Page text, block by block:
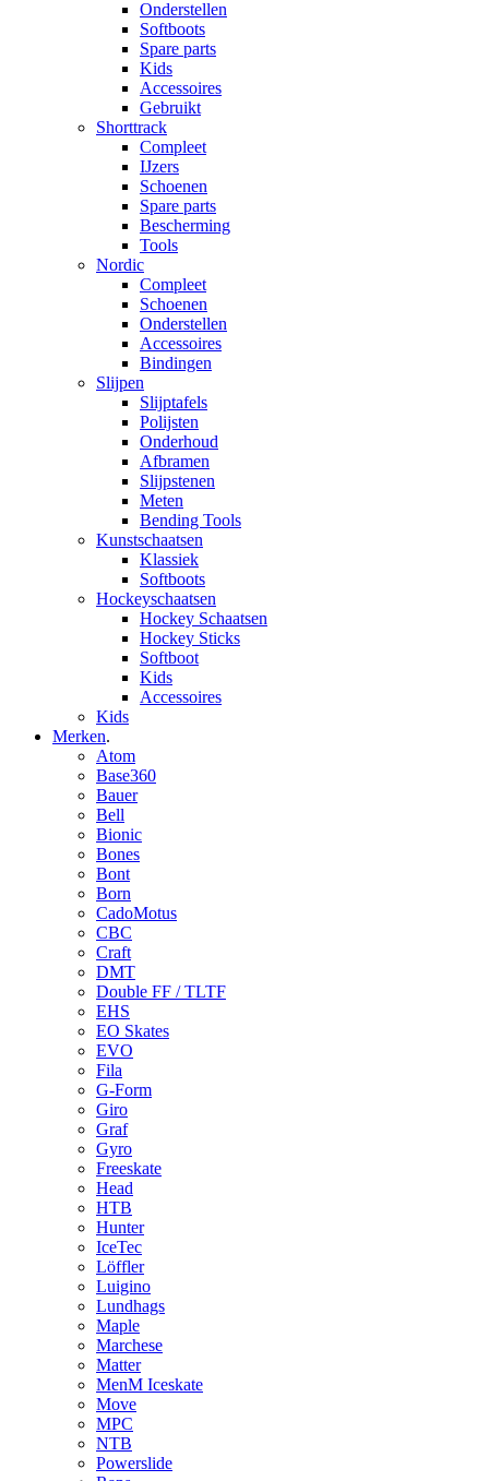
Onderstellen
Softboots
Spare parts
Kids
Accessoires
Gebruikt
Shorttrack
Compleet
IJzers
Schoenen
Spare parts
Bescherming
Tools
Nordic
Compleet
Schoenen
Onderstellen
Accessoires
Bindingen
Slijpen
Slijptafels
Polijsten
Onderhoud
Afbramen
Slijpstenen
Meten
Bending Tools
Kunstschaatsen
Klassiek
Softboots
Hockeyschaatsen
Hockey Schaatsen
Hockey Sticks
Softboot
Kids
Accessoires
Kids
Merken.
Atom
Base360
Bauer
Bell
Bionic
Bones
Bont
Born
CadoMotus
CBC
Craft
DMT
Double FF / TLTF
EHS
EO Skates
EVO
Fila
G-Form
Giro
Graf
Gyro
Freeskate
Head
HTB
Hunter
IceTec
Löffler
Luigino
Lundhags
Maple
Marchese
Matter
MenM Iceskate
Move
MPC
NTB
Powerslide